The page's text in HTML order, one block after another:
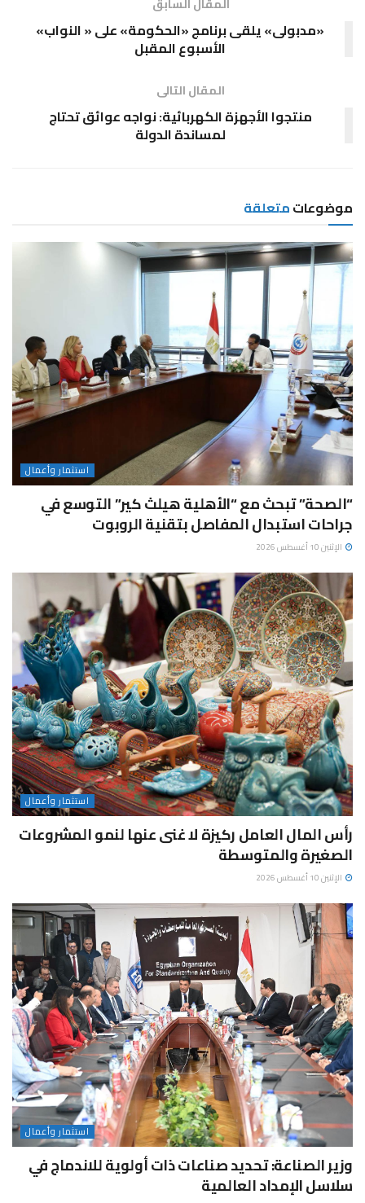
المقال السابق
«مدبولى» يلقى برنامج «الحكومة» على « النواب»
الأسبوع المقبل
المقال التالى
منتجوا الأجهزة الكهربائية: نواجه عوائق تحتاج
لمساندة الدولة
موضوعاتمتعلقة
استثمار وأعمال
“الصحة” تبحث مع “الأهلية هيلث كير” التوسع في
جراحات استبدال المفاصل بتقنية الروبوت
الإثنين 10 أغسطس 2026
استثمار وأعمال
رأس المال العامل ركيزة لا غنى عنها لنمو المشروعات
الصغيرة والمتوسطة
الإثنين 10 أغسطس 2026
استثمار وأعمال
وزير الصناعة: تحديد صناعات ذات أولوية للاندماج في
سلاسل الإمداد العالمية